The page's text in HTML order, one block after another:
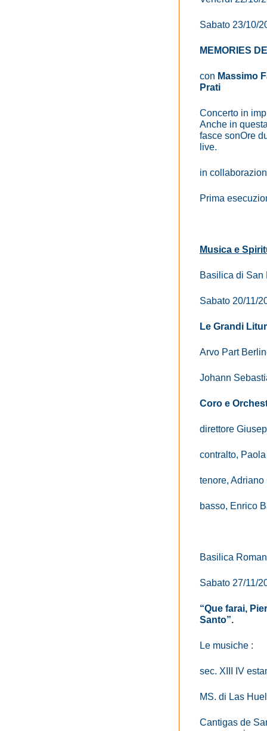
Sabato 23/10/
MEMORIES
con Massimo
Prati
Concerto in
Anche in
fasce sonOre
live.
in
Prima
Musica e
Basilica di San
Sabato 20/11/
Le Grandi
Arvo Part
Johann
Coro e
direttore
contralto,
tenore,
basso, Enrico
Basilica
Sabato 27/11/
“Que farai,
Santo”.
Le musiche :
sec. XIII IV
MS. di Las
Cantigas de